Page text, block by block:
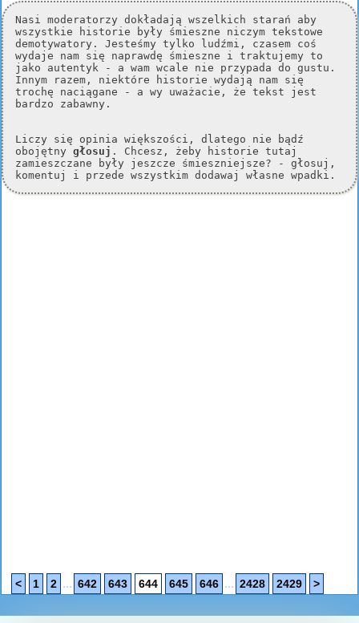
Nasi moderatorzy dokładają wszelkich starań aby
wszystkie historie były śmieszne niczym tekstowe
demotywatory. Jesteśmy tylko ludźmi, czasem coś
wydaje nam się naprawdę śmieszne i traktujemy to
jako autentyk - a wam wcale nie przypada do gustu.
Innym razem, niektóre historie wydają nam się
trochę naciągane - a wy uważacie, że tekst jest
bardzo zabawny.
Liczy się opinia większości, dlatego nie bądź
obojętny głosuj . Chcesz, żeby historie tutaj
zamieszczane były jeszcze śmieszniejsze? - głosuj,
komentuj i przede wszystkim dodawaj własne wpadki.
< 1 2 ... 642 643 644 645 646 ... 2428 2429 >